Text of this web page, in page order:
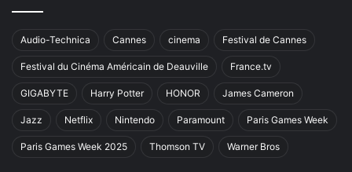
Audio-Technica Cannes cinema Festival de Cannes
Festival du Cinéma Américain de Deauville France.tv
GIGABYTE Harry Potter HONOR James Cameron
Jazz Netflix Nintendo Paramount Paris Games Week
Paris Games Week 2025 Thomson TV Warner Bros